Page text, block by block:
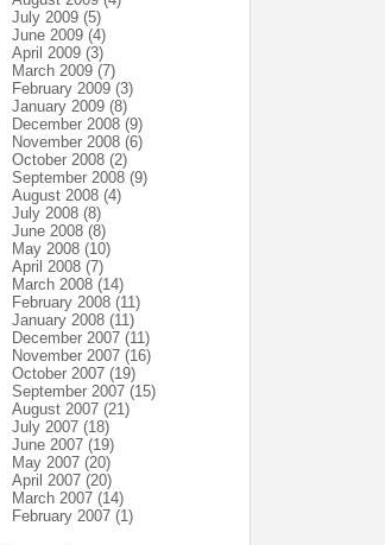
July 2009 (5)
June 2009 (4)
April 2009 (3)
March 2009 (7)
February 2009 (3)
January 2009 (8)
December 2008 (9)
November 2008 (6)
October 2008 (2)
September 2008 (9)
August 2008 (4)
July 2008 (8)
June 2008 (8)
May 2008 (10)
April 2008 (7)
March 2008 (14)
February 2008 (11)
January 2008 (11)
December 2007 (11)
November 2007 (16)
October 2007 (19)
September 2007 (15)
August 2007 (21)
July 2007 (18)
June 2007 (19)
May 2007 (20)
April 2007 (20)
March 2007 (14)
February 2007 (1)